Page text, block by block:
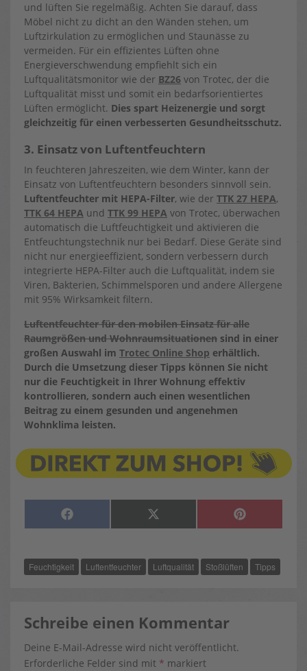
und lüften Sie regelmäßig. Achten Sie darauf, dass
Möbel nicht zu dicht an den Wänden stehen, um
Luftzirkulation zu ermöglichen und Staunässe zu
vermeiden. Für ein effizientes Lüften ohne
Energieverschwendung empfiehlt sich ein
Luftqualitätsmonitor wie der BZ26 von Trotec, der die
Luftqualität misst und somit ein bedarfsorientiertes
Lüften ermöglicht. Dies spart Heizenergie und sorgt
gleichzeitig für einen verbesserten Gesundheitsschutz.
3. Einsatz von Luftentfeuchtern
In feuchteren Jahreszeiten, wie dem Winter, kann der
Einsatz von Luftentfeuchtern besonders sinnvoll sein.
Luftentfeuchter mit HEPA-Filter, wie der TTK 27 HEPA,
TTK 64 HEPA und TTK 99 HEPA von Trotec, überwachen
automatisch die Luftfeuchtigkeit und aktivieren die
Entfeuchtungstechnik nur bei Bedarf. Diese Geräte sind
nicht nur energieeffizient, sondern verbessern durch
integrierte HEPA-Filter auch die Luftqualität, indem sie
Viren, Bakterien, Schimmelsporen und andere Allergene
mit 95% Wirksamkeit filtern.
Luftentfeuchter für den mobilen Einsatz für alle
Raumgrößen und Wohnraumsituationen sind in einer
großen Auswahl im Trotec Online Shop erhältlich.
Durch die Umsetzung dieser Tipps können Sie nicht
nur die Feuchtigkeit in Ihrer Wohnung effektiv
kontrollieren, sondern auch einen wesentlichen
Beitrag zu einem gesunden und angenehmen
Wohnklima leisten.
SHARE
F
O
O
K
SHARE
X
T
T
E
SHARE
P
R
S
Feuchtigkeit Luftentfeuchter Luftqualität Stoßlüften Tipps
Schreibe einen Kommentar
Deine E-Mail-Adresse wird nicht veröffentlicht.
Erforderliche Felder sind mit * markiert